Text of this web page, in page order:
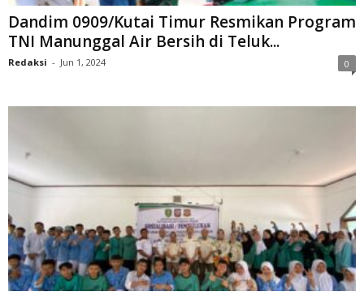
Dandim 0909/Kutai Timur Resmikan Program
TNI Manunggal Air Bersih di Teluk...
Redaksi - Jun 1, 2024 0